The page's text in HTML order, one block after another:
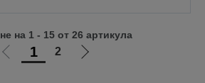
Отиди
1 2
Отиди
на 1 - 15 от 26 артикула